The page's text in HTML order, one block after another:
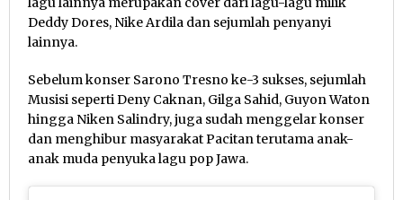
Deddy Dores, Nike Ardila dan sejumlah penyanyi
lainnya.
Sebelum konser Sarono Tresno ke-3 sukses, sejumlah
Musisi seperti Deny Caknan, Gilga Sahid, Guyon Waton
hingga Niken Salindry, juga sudah menggelar konser
dan menghibur masyarakat Pacitan terutama anak-
anak muda penyuka lagu pop Jawa.